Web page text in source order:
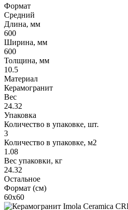
Формат
Средний
Длина, мм
600
Ширина, мм
600
Толщина, мм
10.5
Материал
Керамогранит
Вес
24.32
Упаковка
Количество в упаковке, шт.
3
Количество в упаковке, м2
1.08
Вес упаковки, кг
24.32
Остальное
Формат (см)
60x60